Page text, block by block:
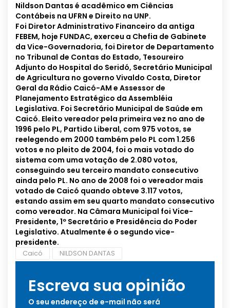
Nildson Dantas é acadêmico em Ciências
Contábeis na UFRN e Direito na UNP.
Foi Diretor Administrativo Financeiro da antiga
FEBEM, hoje FUNDAC, exerceu a Chefia de Gabinete
da Vice-Governadoria, foi Diretor de Departamento
no Tribunal de Contas do Estado, Tesoureiro
Adjunto do Hospital do Seridó, Secretário Municipal
de Agricultura no governo Vivaldo Costa, Diretor
Geral da Rádio Caicó-AM e Assessor de
Planejamento Estratégico da Assembléia
Legislativa. Foi Secretário Municipal de Saúde em
Caicó. Eleito vereador pela primeira vez no ano de
1996 pelo PL, Partido Liberal, com 975 votos, se
reelegendo em 2000 também pelo PL com 1.256
votos e no pleito de 2004, foi o mais votado do
sistema com uma votação de 2.080 votos,
conseguindo seu terceiro mandato consecutivo
ainda pelo PL. No ano de 2008 foi o vereador mais
votado de Caicó quando obteve 3.117 votos,
estando assim em seu quarto mandato consecutivo
como vereador. Na Câmara Municipal foi Vice-
Presidente, 1º Secretário e Presidência do Poder
Legislativo. Atualmente é o segundo vice-
presidente.
Caicó NILDSON DANTAS
Escreva sua opinião
O seu endereço de e-mail não será